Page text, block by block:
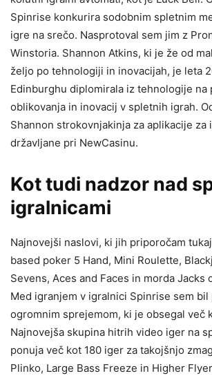
Spinrise konkurira sodobnim spletnim
igre na srečo. Nasprotoval sem jim z
Winstoria. Shannon Atkins, ki je že od
željo po tehnologiji in inovacijah, je leta
Edinburghu diplomirala iz tehnologije na
oblikovanja in inovacij v spletnih igrah.
Shannon strokovnjakinja za aplikacije za
državljane pri NewCasinu.
Kot tudi nadzor nad
igralnicami
Najnovejši naslovi, ki jih priporočam
based poker 5 Hand, Mini Roulette,
Sevens, Aces and Faces in morda Jacks
Med igranjem v igralnici Spinrise sem bil
ogromnim sprejemom, ki je obsegal več
Najnovejša skupina hitrih video iger na
ponuja več kot 180 iger za takojšnjo
Plinko, Large Bass Freeze in Higher